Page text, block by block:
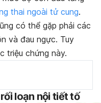
thai ngoài tử cung.
có thể gặp phải các
và đau ngực. Tuy
triệu chứng này.
loạn nội tiết tố